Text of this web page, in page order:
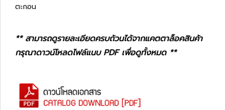
ตะกอน
** สามารถดูรายละเอียดครบถ้วนได้จากแคตตาล็อคสินค้า
กรุณาดาวน์โหลดไฟล์แนบ PDF เพื่อดูทั้งหมด **